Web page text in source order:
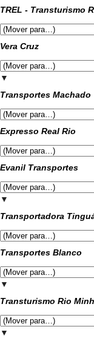
TREL - Transturismo
Vera Cruz
▼
Transportes Machado
Expresso Real Rio
Evanil Transportes
▼
Transportadora
Transportes Blanco
▼
Transturismo Rio
▼